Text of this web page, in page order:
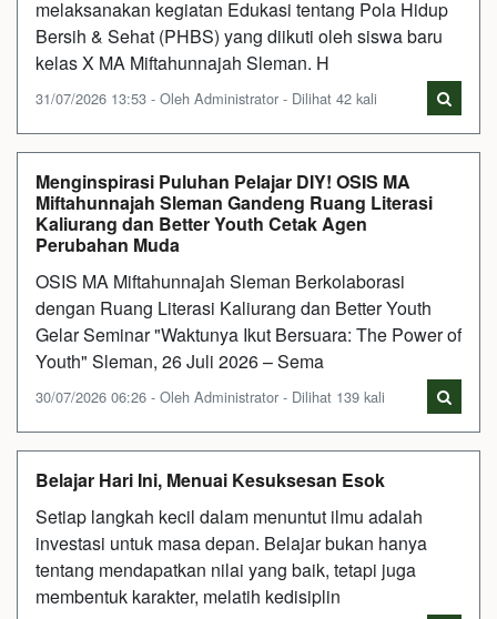
melaksanakan kegiatan Edukasi tentang Pola Hidup
Bersih & Sehat (PHBS) yang diikuti oleh siswa baru
kelas X MA Miftahunnajah Sleman. H
31/07/2026 13:53 - Oleh Administrator - Dilihat 42 kali
Menginspirasi Puluhan Pelajar DIY! OSIS MA
Miftahunnajah Sleman Gandeng Ruang Literasi
Kaliurang dan Better Youth Cetak Agen
Perubahan Muda
OSIS MA Miftahunnajah Sleman Berkolaborasi
dengan Ruang Literasi Kaliurang dan Better Youth
Gelar Seminar "Waktunya Ikut Bersuara: The Power of
Youth" Sleman, 26 Juli 2026 – Sema
30/07/2026 06:26 - Oleh Administrator - Dilihat 139 kali
Belajar Hari Ini, Menuai Kesuksesan Esok
Setiap langkah kecil dalam menuntut ilmu adalah
investasi untuk masa depan. Belajar bukan hanya
tentang mendapatkan nilai yang baik, tetapi juga
membentuk karakter, melatih kedisiplin